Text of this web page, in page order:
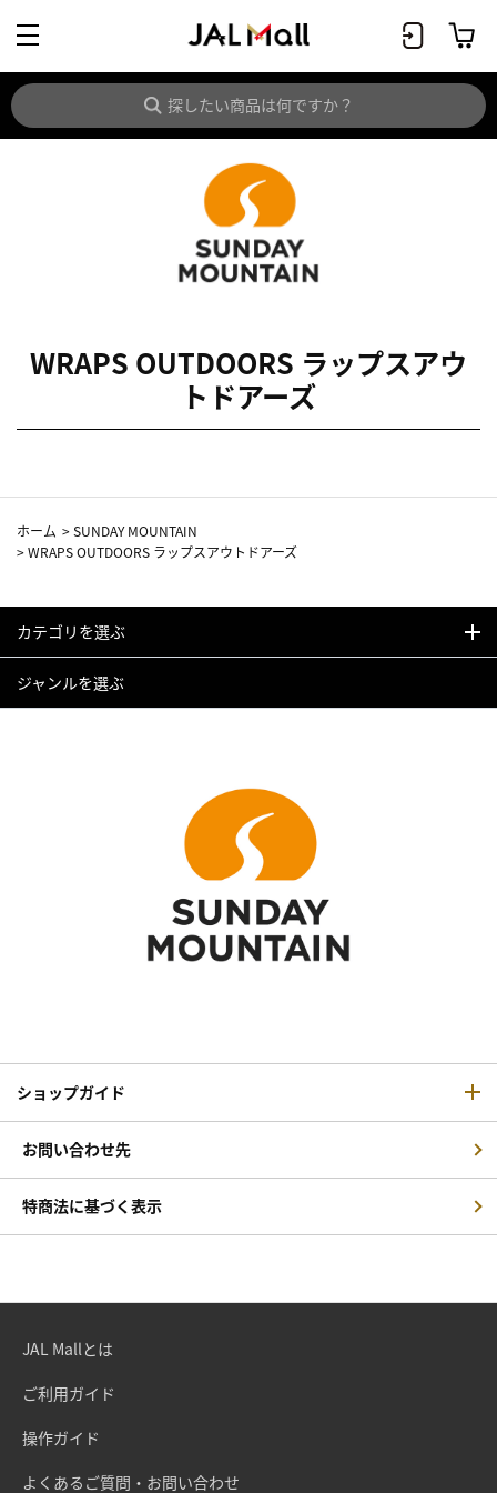
WRAPS OUTDOORS ラップスアウ
トドアーズ
ホーム >SUNDAY MOUNTAIN
>WRAPS OUTDOORS ラップスアウトドアーズ
カテゴリを選ぶ
ジャンルを選ぶ
ショップガイド
お問い合わせ先
特商法に基づく表示
JAL Mallとは
ご利用ガイド
操作ガイド
よくあるご質問・お問い合わせ